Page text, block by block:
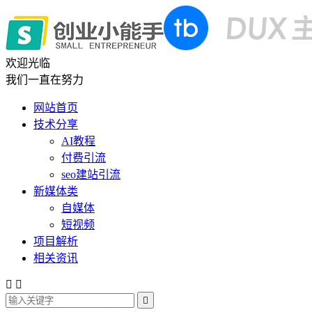
欢迎光临
我们一直在努力
网站首页
技术分享
AI教程
付费引流
seo建站引流
新媒体类
自媒体
短视频
项目解析
相关资讯
 
